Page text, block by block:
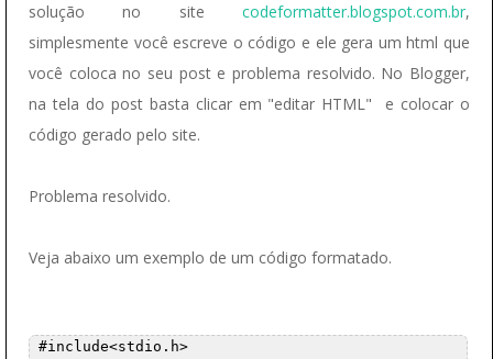
solução no site codeformatter.blogspot.com.br,
simplesmente você escreve o código e ele gera um html que
você coloca no seu post e problema resolvido. No Blogger,
na tela do post basta clicar em "editar HTML" e colocar o
código gerado pelo site.
Problema resolvido.
Veja abaixo um exemplo de um código formatado.